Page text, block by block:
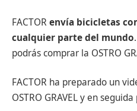
FACTOR envía bicicletas
cualquier parte del mundo
podrás comprar la OSTRO
FACTOR ha preparado un
OSTRO GRAVEL y en